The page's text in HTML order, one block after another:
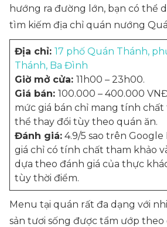
hướng ra đường lớn, bạn có thể
tìm kiếm địa chỉ quán nướng
Địa chỉ: 17 phố Quán Thánh,
Thánh, Ba Đình
Giờ mở cửa: 11h00 – 23h00.
Giá bán: 100.000 – 400.000
mức giá bán chỉ mang tính chất
thể thay đổi tùy theo quán ăn.
Đánh giá: 4.9/5 sao trên Google
giá chỉ có tính chất tham khảo
dựa theo đánh giá của thực
tùy thời điểm.
Menu tại quán rất đa dạng với
sản tươi sống được tẩm ướp